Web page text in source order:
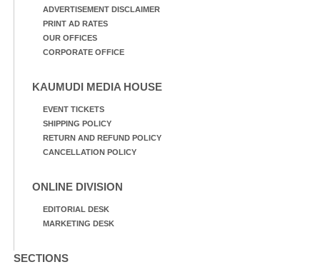
ADVERTISEMENT DISCLAIMER
PRINT AD RATES
OUR OFFICES
CORPORATE OFFICE
KAUMUDI MEDIA HOUSE
EVENT TICKETS
SHIPPING POLICY
RETURN AND REFUND POLICY
CANCELLATION POLICY
ONLINE DIVISION
EDITORIAL DESK
MARKETING DESK
SECTIONS